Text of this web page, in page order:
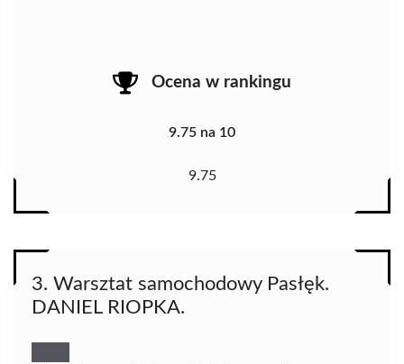
Ocena w rankingu
9.75 na 10
9.75
3. Warsztat samochodowy Pasłęk.
DANIEL RIOPKA.